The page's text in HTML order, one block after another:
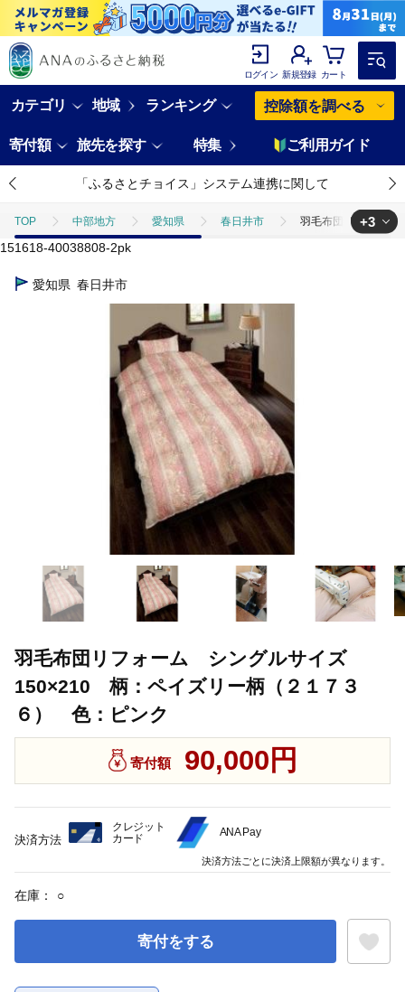
ログイン 新規登録 カート
カテゴリ 地域 ランキング 控除額を調べる
寄付額 旅先を探す 特集 ご利用ガイド
「ふるさとチョイス」システム連携に関して
TOP 中部地方 愛知県 春日井市 羽毛布団リフォー
TOP 日用品・雑貨
TOP 日用品・雑貨
ほかの雑貨・日用品
+3
151618-40038808-2pk
愛知県 春日井市
羽毛布団リフォーム シングルサイズ
150×210 柄：ペイズリー柄（２１７３
６） 色：ピンク
寄付額 90,000円
在庫： ○
寄付をする
決済方法
クレジット
カード
ANA Pay
決済方法ごとに決済上限額が異なります。